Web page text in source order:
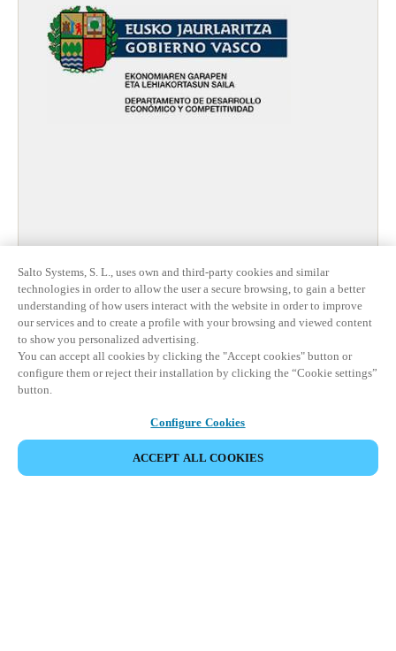
Salto Systems, S. L., uses own and third-party cookies and similar
technologies in order to allow the user a secure browsing, to gain a better
understanding of how users interact with the website in order to improve
our services and to create a profile with your browsing and viewed content
to show you personalized advertising.
You can accept all cookies by clicking the "Accept cookies" button or
configure them or reject their installation by clicking the “Cookie settings”
button.
Configure Cookies
ACCEPT ALL COOKIES